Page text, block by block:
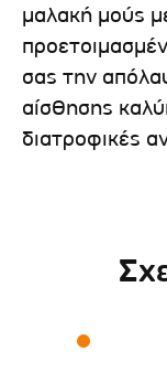
μαλακή μούς
σας την
αίσθησης
διατροφικές